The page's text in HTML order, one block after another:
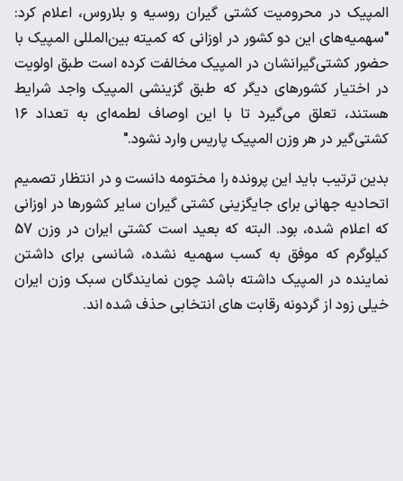
المپیک در محرومیت کشتی گیران روسیه و بلاروس، اعلام کرد:
"سهمیه‌های این دو کشور در اوزانی که کمیته بین‌المللی المپیک با
حضور کشتی‌گیرانشان در المپیک مخالفت کرده است طبق اولویت
در اختیار کشورهای دیگر که طبق گزینشی المپیک واجد شرایط
هستند، تعلق می‌گیرد تا با این اوصاف لطمه‌ای به تعداد ۱۶
کشتی‌گیر در هر وزن المپیک پاریس وارد نشود."
بدین ترتیب باید این پرونده را مختومه دانست و در انتظار تصمیم
اتحادیه جهانی برای جایگزینی کشتی گیران سایر کشورها در اوزانی
که اعلام شده، بود. البته که بعید است کشتی ایران در وزن 57
کیلوگرم که موفق به کسب سهمیه نشده، شانسی برای داشتن
نماینده در المپیک داشته باشد چون نمایندگان سبک وزن ایران
خیلی زود از گردونه رقابت های انتخابی حذف شده اند.